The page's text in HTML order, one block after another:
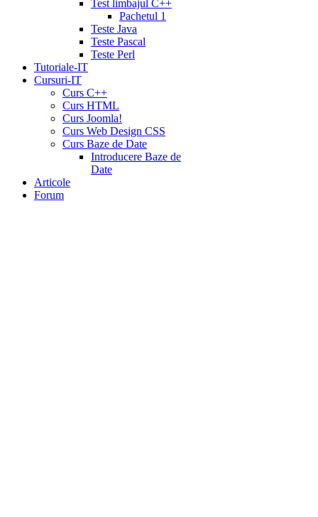
Test limbajul C++
Pachetul 1
Teste Java
Teste Pascal
Teste Perl
Tutoriale-IT
Cursuri-IT
Curs C++
Curs HTML
Curs Joomla!
Curs Web Design CSS
Curs Baze de Date
Introducere Baze de
Date
Articole
Forum